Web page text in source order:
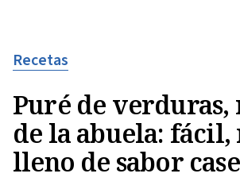
Recetas
Puré de verduras,
de la abuela:
lleno de sabor